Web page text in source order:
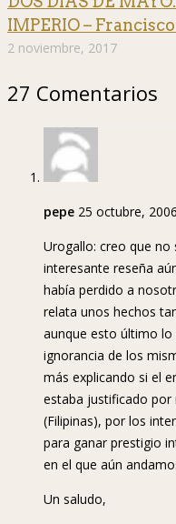
IMPERIO –
2 noviembre, 2017
27 Comentarios
pepe 25 octubre,
Urogallo: creo que no
interesante reseña
había perdido a
relata unos hechos
aunque esto último
ignorancia de los
más explicando si el
estaba justificado por
(Filipinas), por los
para ganar prestigio
en el que aún
Un saludo,